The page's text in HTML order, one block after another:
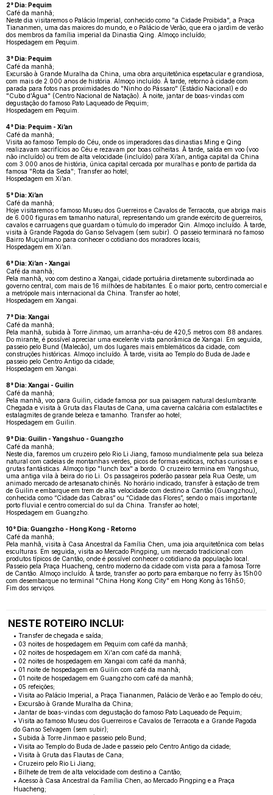
NESTE ROTEIRO INCLUI:
• Transfer de chegada e saída;
• 03 noites de hospedagem em Pequim com café da manhã;
• 02 noites de hospedagem em Xi'an com café da manhã;
• 02 noites de hospedagem em Xangai com café da manhã;
• 01 noite de hospedagem em Guilin com café da manhã;
• 01 noite de hospedagem em Guangzho com café da manhã;
• 05 refeições;
• Visita ao Palácio Imperial, a Praça Tiananmen, Palácio de Verão e ao Templo do céu;
• Excursão à Grande Muralha da China;
• Jantar de boas-vindas com degustação do famoso Pato Laqueado de Pequim;
• Visita ao famoso Museu dos Guerreiros e Cavalos de Terracota e a Grande Pagoda
do Ganso Selvagem (sem subir);
• Subida à Torre Jinmao e passeio pelo Bund;
• Visita ao Templo do Buda de Jade e passeio pelo Centro Antigo da cidade;
• Visita à Gruta das Flautas de Cana;
• Cruzeiro pelo Rio Li Jiang;
• Bilhete de trem de alta velocidade com destino a Cantão;
• Acesso à Casa Ancestral da Família Chen, ao Mercado Pingping e a Praça
Huacheng;
2° Dia: Pequim
Café da manhã;
Neste dia visitaremos o Palácio Imperial, conhecido como "a Cidade Proibida", a Praça
Tiananmen, uma das maiores do mundo, e o Palácio de Verão, que era o jardim de verão
dos membros da família imperial da Dinastia Qing. Almoço incluído;
Hospedagem em Pequim.
3° Dia: Pequim
Café da manhã;
Excursão à Grande Muralha da China, uma obra arquitetônica espetacular e grandiosa,
com mais de 2.000 anos de história. Almoço incluído. À tarde, retorno à cidade com
parada para fotos nas proximidades do "Ninho do Pássaro" (Estádio Nacional) e do
"Cubo d’Água" (Centro Nacional de Natação). À noite, jantar de boas-vindas com
degustação do famoso Pato Laqueado de Pequim;
Hospedagem em Pequim.
4° Dia: Pequim - Xi’an
Café da manhã;
Visita ao famoso Templo do Céu, onde os imperadores das dinastias Ming e Qing
realizavam sacrifícios ao Céu e rezavam por boas colheitas. À tarde, saída em voo (voo
não incluído) ou trem de alta velocidade (incluído) para Xi’an, antiga capital da China
com 3.000 anos de história, única capital cercada por muralhas e ponto de partida da
famosa "Rota da Seda"; Transfer ao hotel;
Hospedagem em Xi’an.
5° Dia: Xi’an
Café da manhã;
Hoje visitaremos o famoso Museu dos Guerreiros e Cavalos de Terracota, que abriga mais
de 6.000 figuras em tamanho natural, representando um grande exército de guerreiros,
cavalos e carruagens que guardam o túmulo do imperador Qin. Almoço incluído. À tarde,
visita à Grande Pagoda do Ganso Selvagem (sem subir). O passeio terminará no famoso
Bairro Muçulmano para conhecer o cotidiano dos moradores locais;
Hospedagem em Xi’an.
6° Dia: Xi’an - Xangai
Café da manhã;
Pela manhã, voo com destino a Xangai, cidade portuária diretamente subordinada ao
governo central, com mais de 16 milhões de habitantes. É o maior porto, centro comercial e
a metrópole mais internacional da China. Transfer ao hotel;
Hospedagem em Xangai.
7° Dia: Xangai
Café da manhã;
Pela manhã, subida à Torre Jinmao, um arranha-céu de 420,5 metros com 88 andares.
Do mirante, é possível apreciar uma excelente vista panorâmica de Xangai. Em seguida,
passeio pelo Bund (Malecão), um dos lugares mais emblemáticos da cidade, com
construções históricas. Almoço incluído. À tarde, visita ao Templo do Buda de Jade e
passeio pelo Centro Antigo da cidade;
Hospedagem em Xangai.
8° Dia: Xangai - Guilin
Café da manhã;
Pela manhã, voo para Guilin, cidade famosa por sua paisagem natural deslumbrante.
Chegada e visita à Gruta das Flautas de Cana, uma caverna calcária com estalactites e
estalagmites de grande beleza e tamanho. Transfer ao hotel;
Hospedagem em Guilin.
9° Dia: Guilin - Yangshuo - Guangzho
Café da manhã;
Neste dia, faremos um cruzeiro pelo Rio Li Jiang, famoso mundialmente pela sua beleza
natural com cadeias de montanhas verdes, picos de formas exóticas, rochas curiosas e
grutas fantásticas. Almoço tipo "lunch box" a bordo. O cruzeiro termina em Yangshuo,
uma antiga vila à beira do rio Li. Os passageiros poderão passear pela Rua Oeste, um
animado mercado de artesanato chinês. No horário indicado, transfer à estação de trem
de Guilin e embarque em trem de alta velocidade com destino a Cantão (Guangzhou),
conhecida como “Cidade das Cabras” ou “Cidade das Flores”, sendo o mais importante
porto fluvial e centro comercial do sul da China. Transfer ao hotel;
Hospedagem em Guangzho.
10° Dia: Guangzho - Hong Kong - Retorno
Café da manhã;
Pela manhã, visita à Casa Ancestral da Família Chen, uma joia arquitetônica com belas
esculturas. Em seguida, visita ao Mercado Pingping, um mercado tradicional com
produtos típicos de Cantão, onde é possível conhecer o cotidiano da população local.
Passeio pela Praça Huacheng, centro moderno da cidade com vista para a famosa Torre
de Cantão. Almoço incluído. À tarde, transfer ao porto para embarque no ferry às 15h00
com desembarque no terminal "China Hong Kong City" em Hong Kong às 16h50;
Fim dos serviços.